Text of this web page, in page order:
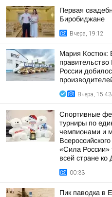
Первая
Биробиджане
Вчера, 19:12
Мария Костюк:
России
Вчера, 15:43
Спортивные
турниры по
чемпионами и
«Сила России»
всей стране ко
00:33
Пик паводка в